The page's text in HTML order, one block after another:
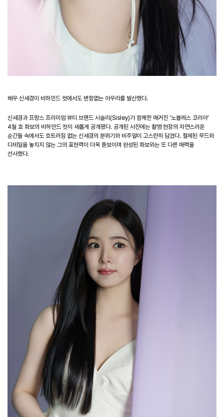
배우 신세경이 비하인드 컷에서도 변함없는 아우라를 발산했다.
신세경과 프랑스 프리미엄 뷰티 브랜드 시슬리(Sisley)가 함께한 매거진 ‘노블레스 코리아’
4월 호 화보의 비하인드 컷이 새롭게 공개됐다. 공개된 사진에는 촬영 현장의 자연스러운
순간들 속에서도 흐트러짐 없는 신세경의 분위기와 비주얼이 고스란히 담겼다. 절제된 무드와
디테일을 놓치지 않는 그의 표현력이 더욱 돋보이며 완성된 화보와는 또 다른 매력을
선사했다.